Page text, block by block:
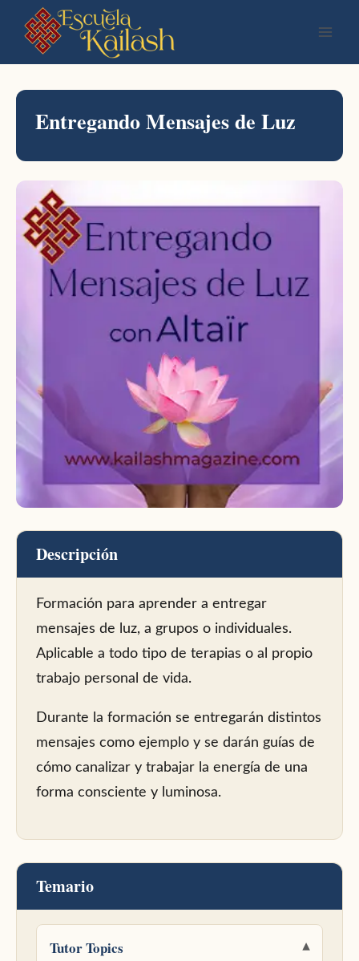
Saltar
contenido
Entregando Mensajes de Luz
Descripción
Formación para aprender a entregar
mensajes de luz, a grupos o individuales.
Aplicable a todo tipo de terapias o al propio
trabajo personal de vida.
Durante la formación se entregarán distintos
mensajes como ejemplo y se darán guías de
cómo canalizar y trabajar la energía de una
forma consciente y luminosa.
Temario
Tutor Topics